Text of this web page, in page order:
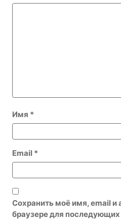
Имя *
Email *
Сохранить моё имя, email и
браузере для